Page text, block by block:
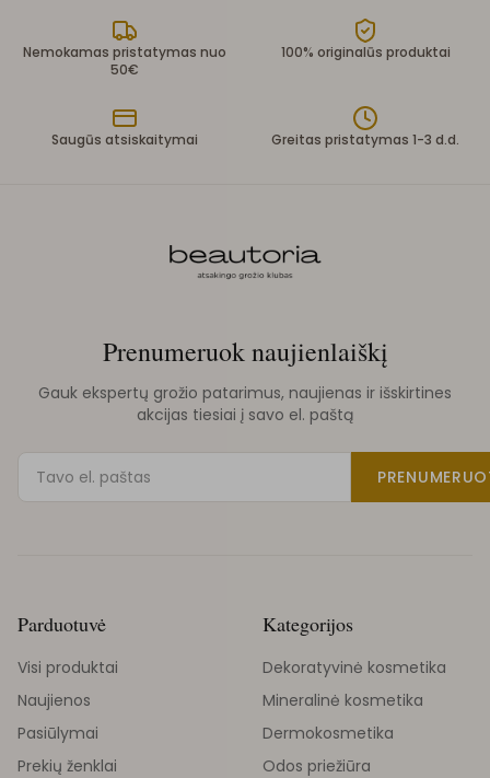
Nemokamas pristatymas nuo
50€
100% originalūs produktai
Saugūs atsiskaitymai Greitas pristatymas 1-3 d.d.
Prenumeruok naujienlaiškį
Gauk ekspertų grožio patarimus, naujienas ir išskirtines
akcijas tiesiai į savo el. paštą
Parduotuvė
Visi produktai
Naujienos
Pasiūlymai
Prekių ženklai
Kategorijos
Dekoratyvinė kosmetika
Mineralinė kosmetika
Dermokosmetika
Odos priežiūra